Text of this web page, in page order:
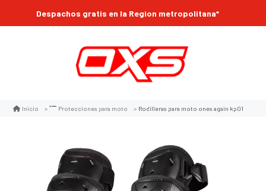
Despachos gratis en la Region metropolitana*
Inicio Protecciones para moto Rodilleras para moto ones again kp01